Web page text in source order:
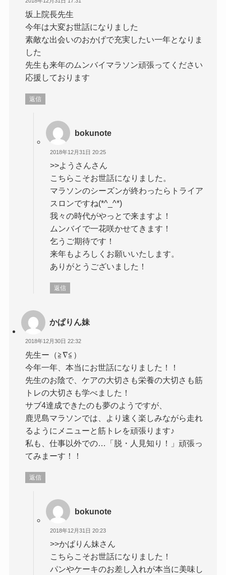
坂上院長先生
今年は大変お世話になりました
素敵な出会いのおかげで充実したい一年となりま
した
先生も来年のムンバイマラソン頑張ってください
応援しております
返信
bokunote
2018年12月31日 20:25
>>ようさんさん
こちらこそお世話になりました。
マラソンのシーズンが終わったらトライア
スロンですね(*^_^*)
我々の時代がやっとで来ますよ！
ムンバイで一花咲かせてきます！
乞うご期待です！
来年もよろしくお願いいたします。
ありがとうございました！
返信
かぱりん妹
2018年12月30日 22:32
先生ー（≧∇≦）
今年一年、本当にお世話になりました！！
先生のお陰で、ケアの大切さも栄養の大切さも筋
トレの大切さも学べました！
サブ4達成できたのも夢のようですが、
鹿児島マラソンでは、より速く楽しみながら走れ
るようにメニューと筋トレを頑張ります♪
私も、仕事以外での…「脱・人見知り！」頑張っ
てみまーす！！
返信
bokunote
2018年12月31日 20:23
>>かぱりん妹さん
こちらこそお世話になりました！
パンやケーキのお差し入れが本当に美味し